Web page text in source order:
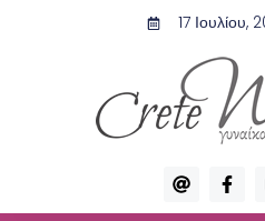
17
A
t
F
a
c